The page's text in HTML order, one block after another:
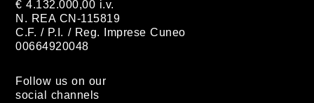
€ 4.132.000,00 i.v.
N. REA CN-115819
C.F. / P.I. / Reg. Imprese Cuneo
00664920048
Follow us on our
social channels